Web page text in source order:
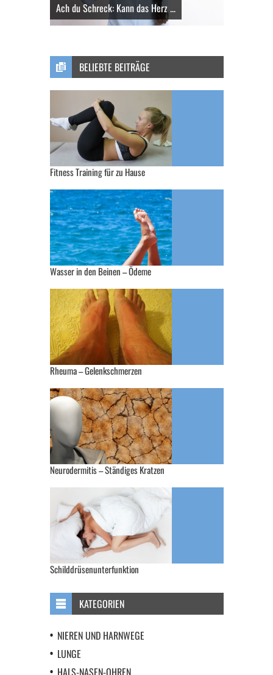
Ach du Schreck: Kann das Herz ...
BELIEBTE BEITRÄGE
Fitness Training für zu Hause
Wasser in den Beinen – Ödeme
Rheuma – Gelenkschmerzen
Neurodermitis – Ständiges Kratzen
Schilddrüsenunterfunktion
KATEGORIEN
NIEREN UND HARNWEGE
LUNGE
HALS-NASEN-OHREN